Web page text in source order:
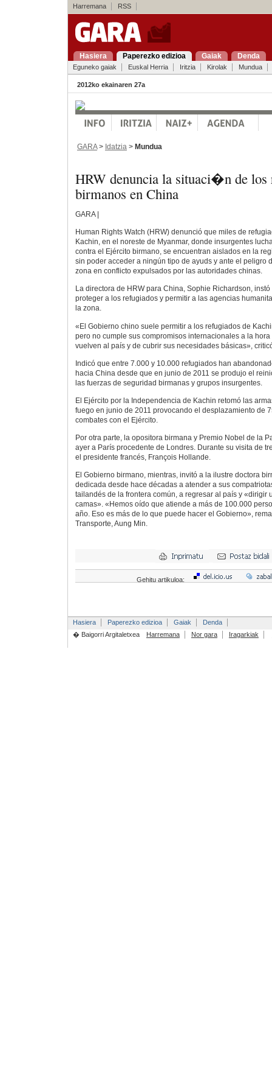
Harremana RSS
Hasiera Paperezko edizioa Gaiak Denda
Eguneko gaiak Euskal Herria Iritzia Kirolak Mundua
2012ko ekainaren 27a
GARA> Idatzia > Mundua
HRW denuncia la situaci�n de los
birmanos en China
GARA |
Human Rights Watch (HRW) denunció que miles de
Kachin, en el noreste de Myanmar, donde insurgentes
contra el Ejército birmano, se encuentran aislados en la
sin poder acceder a ningún tipo de ayuds y ante el peligro
zona en conflicto expulsados por las autoridades chinas.
La directora de HRW para China, Sophie Richardson,
proteger a los refugiados y permitir a las agencias
la zona.
«El Gobierno chino suele permitir a los refugiados de
pero no cumple sus compromisos internacionales a la
vuelven al país y de cubrir sus necesidades básicas»,
Indicó que entre 7.000 y 10.000 refugiados han
hacia China desde que en junio de 2011 se produjo el
las fuerzas de seguridad birmanas y grupos insurgentes.
El Ejército por la Independencia de Kachin retomó las
fuego en junio de 2011 provocando el desplazamiento de
combates con el Ejército.
Por otra parte, la opositora birmana y Premio Nobel de la
ayer a París procedente de Londres. Durante su visita de
el presidente francés, François Hollande.
El Gobierno birmano, mientras, invitó a la ilustre doctora
dedicada desde hace décadas a atender a sus
tailandés de la frontera común, a regresar al país y «dirigir
camas». «Hemos oído que atiende a más de 100.000
año. Eso es más de lo que puede hacer el Gobierno»,
Transporte, Aung Min.
Gehitu artikuloa:
Hasiera Paperezko edizioa Gaiak
Denda
� Baigorri Argitaletxea
Harremana Nor gara Iragarkiak